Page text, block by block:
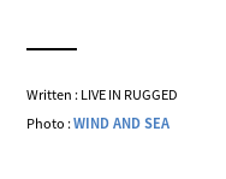
Written : LIVE IN RUGGED
Photo :WIND AND SEA